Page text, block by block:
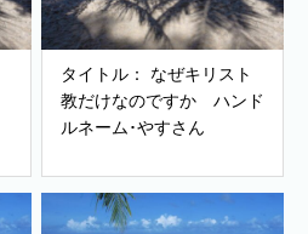
タイトル： なぜキリスト
教だけなのですか ハンド
ルネーム･やすさん